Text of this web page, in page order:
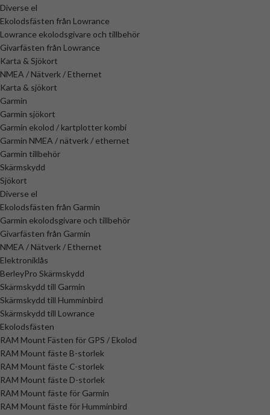
Diverse el
Ekolodsfästen från Lowrance
Lowrance ekolodsgivare och tillbehör
Givarfästen från Lowrance
Karta & Sjökort
NMEA / Nätverk / Ethernet
Karta & sjökort
Garmin
Garmin sjökort
Garmin ekolod / kartplotter kombi
Garmin NMEA / nätverk / ethernet
Garmin tillbehör
Skärmskydd
Sjökort
Diverse el
Ekolodsfästen från Garmin
Garmin ekolodsgivare och tillbehör
Givarfästen från Garmin
NMEA / Nätverk / Ethernet
Elektroniklås
BerleyPro Skärmskydd
Skärmskydd till Garmin
Skärmskydd till Humminbird
Skärmskydd till Lowrance
Ekolodsfästen
RAM Mount Fästen för GPS / Ekolod
RAM Mount fäste B-storlek
RAM Mount fäste C-storlek
RAM Mount fäste D-storlek
RAM Mount fäste för Garmin
RAM Mount fäste för Humminbird